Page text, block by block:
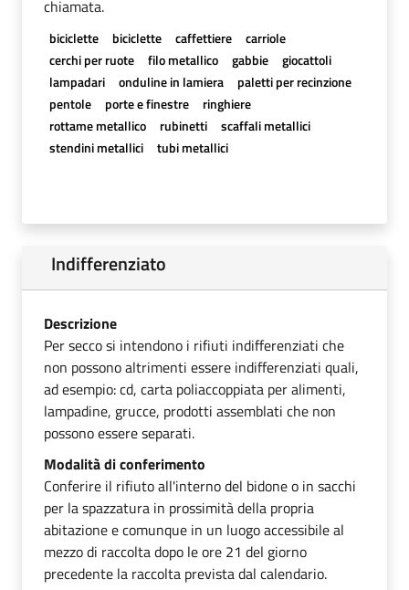
chiamata.
biciclette biciclette caffettiere
carriole
cerchi per ruote
filo metallico gabbie
giocattoli
lampadari
onduline in lamiera
paletti per recinzione
pentole
porte e finestre
ringhiere
rottame metallico
rubinetti
scaffali metallici
stendini metallici
tubi metallici
Indifferenziato
Descrizione
Per secco si intendono i rifiuti indifferenziati che
non possono altrimenti essere indifferenziati quali,
ad esempio: cd, carta poliaccoppiata per alimenti,
lampadine, grucce, prodotti assemblati che non
possono essere separati.
Modalità di conferimento
Conferire il rifiuto all'interno del bidone o in sacchi
per la spazzatura in prossimità della propria
abitazione e comunque in un luogo accessibile al
mezzo di raccolta dopo le ore 21 del giorno
precedente la raccolta prevista dal calendario.